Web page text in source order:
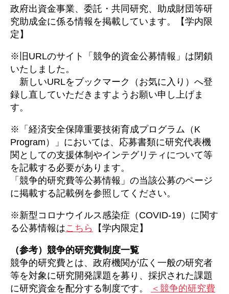
政府出資金事業、委託・共同研究、助成財団等研
究助成金に係る情報を掲載しています。【学内限
定】
※旧URLのサイト「競争的資金公募情報」は閉鎖
いたしました。
新しいURLをブックマーク（お気に入り）へ登
録し直していただきますようお願い申し上げま
す。
※「経済安全保障重要技術育成プログラム（K
Program）」においては、応募書類に研究代表機
関としての支援体制やインテグリティについて等
を記載する必要があります。
「競争的研究費等公募情報」の当該公募のページ
に掲載する記載例を参照してください。
※新型コロナウイルス感染症（COVID-19）に関す
る公募情報はこちら 【学内限定】
（参考）競争的研究費制度一覧
競争的研究費とは、政府機関が広く一般の研究者
等を対象に研究開発課題を募り、採択された課題
に研究資金を配分する制度です。
＜競争的研究費